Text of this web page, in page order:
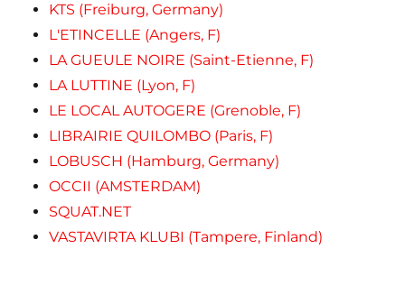
KTS (Freiburg, Germany)
L'ETINCELLE (Angers, F)
LA GUEULE NOIRE (Saint-Etienne, F)
LA LUTTINE (Lyon, F)
LE LOCAL AUTOGERE (Grenoble, F)
LIBRAIRIE QUILOMBO (Paris, F)
LOBUSCH (Hamburg, Germany)
OCCII (AMSTERDAM)
SQUAT.NET
VASTAVIRTA KLUBI (Tampere, Finland)